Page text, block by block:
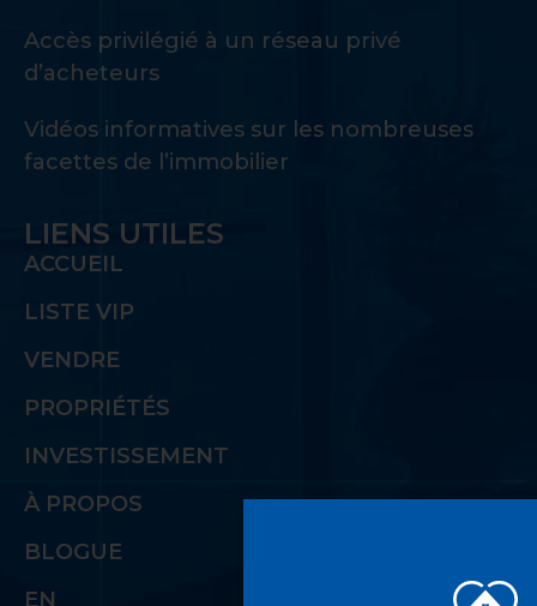
Accès privilégié à un réseau privé
d’acheteurs
Vidéos informatives sur les nombreuses
facettes de l’immobilier
LIENS UTILES
ACCUEIL
LISTE VIP
VENDRE
PROPRIÉTÉS
INVESTISSEMENT
À PROPOS
BLOGUE
EN